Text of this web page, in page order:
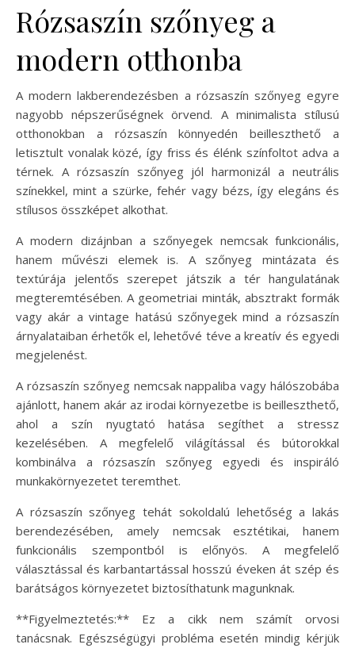
Rózsaszín szőnyeg a
modern otthonba
A modern lakberendezésben a rózsaszín szőnyeg egyre
nagyobb népszerűségnek örvend. A minimalista stílusú
otthonokban a rózsaszín könnyedén beilleszthető a
letisztult vonalak közé, így friss és élénk színfoltot adva a
térnek. A rózsaszín szőnyeg jól harmonizál a neutrális
színekkel, mint a szürke, fehér vagy bézs, így elegáns és
stílusos összképet alkothat.
A modern dizájnban a szőnyegek nemcsak funkcionális,
hanem művészi elemek is. A szőnyeg mintázata és
textúrája jelentős szerepet játszik a tér hangulatának
megteremtésében. A geometriai minták, absztrakt formák
vagy akár a vintage hatású szőnyegek mind a rózsaszín
árnyalataiban érhetők el, lehetővé téve a kreatív és egyedi
megjelenést.
A rózsaszín szőnyeg nemcsak nappaliba vagy hálószobába
ajánlott, hanem akár az irodai környezetbe is beilleszthető,
ahol a szín nyugtató hatása segíthet a stressz
kezelésében. A megfelelő világítással és bútorokkal
kombinálva a rózsaszín szőnyeg egyedi és inspiráló
munkakörnyezetet teremthet.
A rózsaszín szőnyeg tehát sokoldalú lehetőség a lakás
berendezésében, amely nemcsak esztétikai, hanem
funkcionális szempontból is előnyös. A megfelelő
választással és karbantartással hosszú éveken át szép és
barátságos környezetet biztosíthatunk magunknak.
**Figyelmeztetés:** Ez a cikk nem számít orvosi
tanácsnak. Egészségügyi probléma esetén mindig kérjük